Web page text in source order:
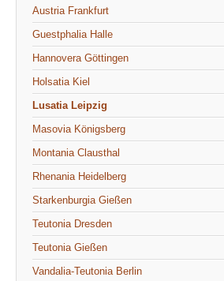
Austria Frankfurt
Guestphalia Halle
Hannovera Göttingen
Holsatia Kiel
Lusatia Leipzig
Masovia Königsberg
Montania Clausthal
Rhenania Heidelberg
Starkenburgia Gießen
Teutonia Dresden
Teutonia Gießen
Vandalia-Teutonia Berlin